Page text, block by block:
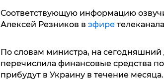
Соответствующую информацию
Алексей Резников в эфире телеканала
По словам министра, на сегодняшний
перечислила финансовые средства
прибудут в Украину в течение месяца.